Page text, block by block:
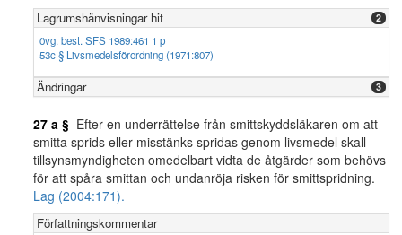
Lagrumshänvisningar hit 2
övg. best. SFS 1989:461 1 p
53c § Livsmedelsförordning (1971:807)
Ändringar 3
27 a § Efter en underrättelse från smittskyddsläkaren om att
smitta sprids eller misstänks spridas genom livsmedel skall
tillsynsmyndigheten omedelbart vidta de åtgärder som behövs
för att spåra smittan och undanröja risken för smittspridning.
Lag (2004:171).
Författningskommentar